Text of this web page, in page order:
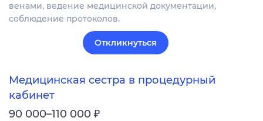
венами, ведение медицинской документации,
соблюдение протоколов.
Откликнуться
Медицинская сестра в процедурный
кабинет
90 000–110 000 ₽